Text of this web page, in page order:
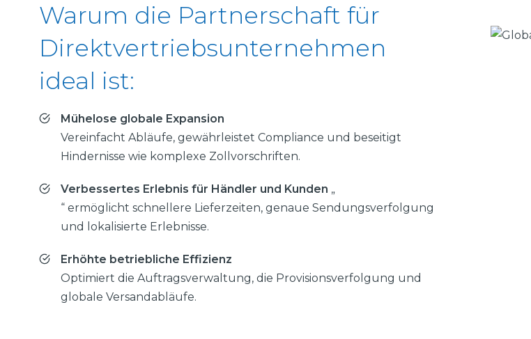
Warum die Partnerschaft für
Direktvertriebsunternehmen
ideal ist:
Mühelose globale Expansion
Vereinfacht Abläufe, gewährleistet Compliance und beseitigt
Hindernisse wie komplexe Zollvorschriften.
Verbessertes Erlebnis für Händler und Kunden „
“ ermöglicht schnellere Lieferzeiten, genaue Sendungsverfolgung
und lokalisierte Erlebnisse.
Erhöhte betriebliche Effizienz
Optimiert die Auftragsverwaltung, die Provisionsverfolgung und
globale Versandabläufe.